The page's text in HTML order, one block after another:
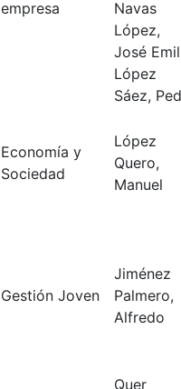
empresa
Navas
López,
José
López
Sáez,
Economía y
Sociedad
López
Quero,
Manuel
Gestión Joven
Jiménez
Palmero,
Alfredo
Quer